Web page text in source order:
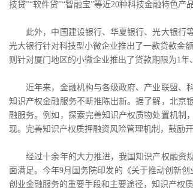
技贷”“软件贷”“智融宝”等近20种科技金融特色
此外，中国建设银行、华夏银行、光大银行等
光大银行针对科技型小微企业推出了一款贷款金
则针对厦门地区的小微企业推出了贷款期限为1年
近年来，金融机构与各级政府、产业联盟、科
知识产权金融服务不断推陈出新。据了解，北京
融服务。例如，探索完善知识产权质物处置机制
现。完善知识产权质押融资风险管理机制，鼓励
经过十余年的大力推进，我国知识产权融资规
面满足。今年9月国务院印发的《关于推动创新
创业金融服务的重要手段和主要途径，知识产权